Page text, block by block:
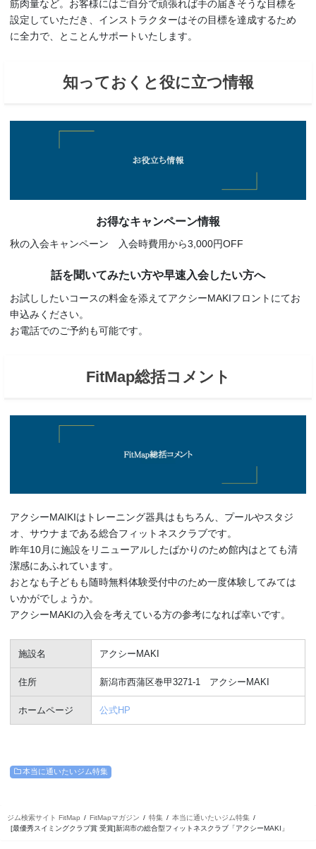
筋肉量など。お客様にはご自分で頑張れば手の届きそうな目標を
設定していただき、インストラクターはその目標を達成するため
に全力で、とことんサポートいたします。
知っておくと役に立つ情報
お得なキャンペーン情報
秋の入会キャンペーン 入会時費用から3,000円OFF
話を聞いてみたい方や早速入会したい方へ
お試ししたいコースの料金を添えてアクシーMAKIフロントにてお
申込みください。
お電話でのご予約も可能です。
FitMap総括コメント
アクシーMAIKIはトレーニング器具はもちろん、プールやスタジ
オ、サウナまである総合フィットネスクラブです。
昨年10月に施設をリニューアルしたばかりのため館内はとても清
潔感にあふれています。
おとなも子どもも随時無料体験受付中のため一度体験してみては
いかがでしょうか。
アクシーMAKIの入会を考えている方の参考になれば幸いです。
施設名 アクシーMAKI
住所 新潟市西蒲区巻甲3271-1 アクシーMAKI
ホームページ 公式HP
本当に通いたいジム特集
ジム検索サイト FitMap FitMapマガジン 特集
本当に通いたいジム特集
[最優秀スイミングクラブ賞 受賞]新潟市の総合型フィットネスクラブ「アクシーMAKI」